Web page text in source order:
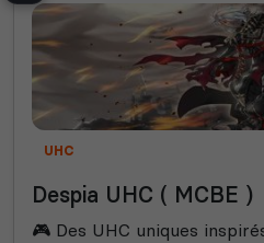
UHC
Despia UHC ( MCBE )
🎮 Des UHC uniques